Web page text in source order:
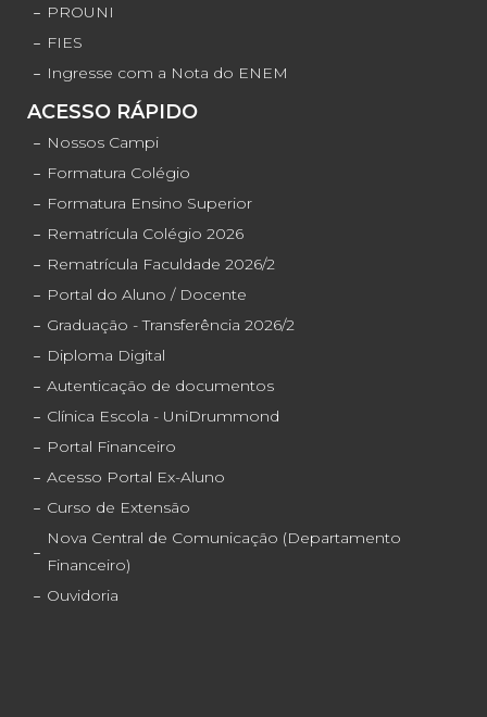
PROUNI
FIES
Ingresse com a Nota do ENEM
ACESSO RÁPIDO
Nossos Campi
Formatura Colégio
Formatura Ensino Superior
Rematrícula Colégio 2026
Rematrícula Faculdade 2026/2
Portal do Aluno / Docente
Graduação - Transferência 2026/2
Diploma Digital
Autenticação de documentos
Clínica Escola - UniDrummond
Portal Financeiro
Acesso Portal Ex-Aluno
Curso de Extensão
Nova Central de Comunicação (Departamento
Financeiro)
Ouvidoria